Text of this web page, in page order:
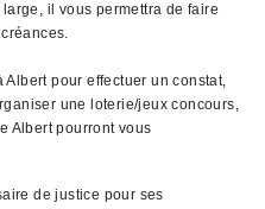
il vous permettra de faire
pour effectuer un constat,
une loterie/jeux concours,
Albert pourront vous
de justice pour ses